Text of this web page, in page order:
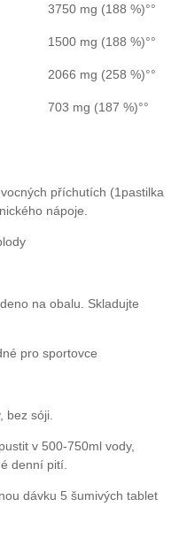
3750 mg (188 %)°°
1500 mg (188 %)°°
2066 mg (258 %)°°
703 mg (187 %)°°
příchutích (1pastilka
nápoje.
na obalu. Skladujte
pro sportovce
bez sóji.
v 500-750ml vody,
denní pití.
dávku 5 šumivých tablet